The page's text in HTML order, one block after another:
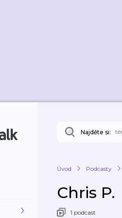
Najděte si:
Úvod Podcasty
Chris P.
1 podcast